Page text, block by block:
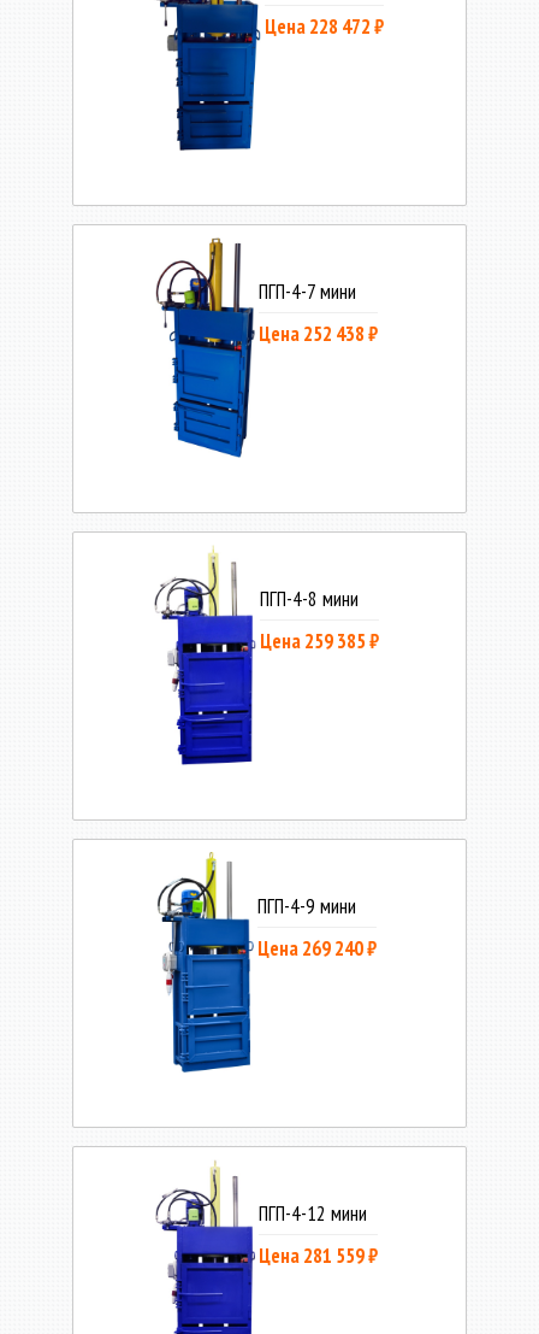
Цена 228 472 ₽
ПГП-4-7 мини
Цена 252 438 ₽
ПГП-4-8 мини
Цена 259 385 ₽
ПГП-4-9 мини
Цена 269 240 ₽
ПГП-4-12 мини
Цена 281 559 ₽